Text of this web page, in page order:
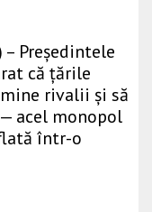
– Președintele
că țările
rivalii și să
acel monopol
într-o